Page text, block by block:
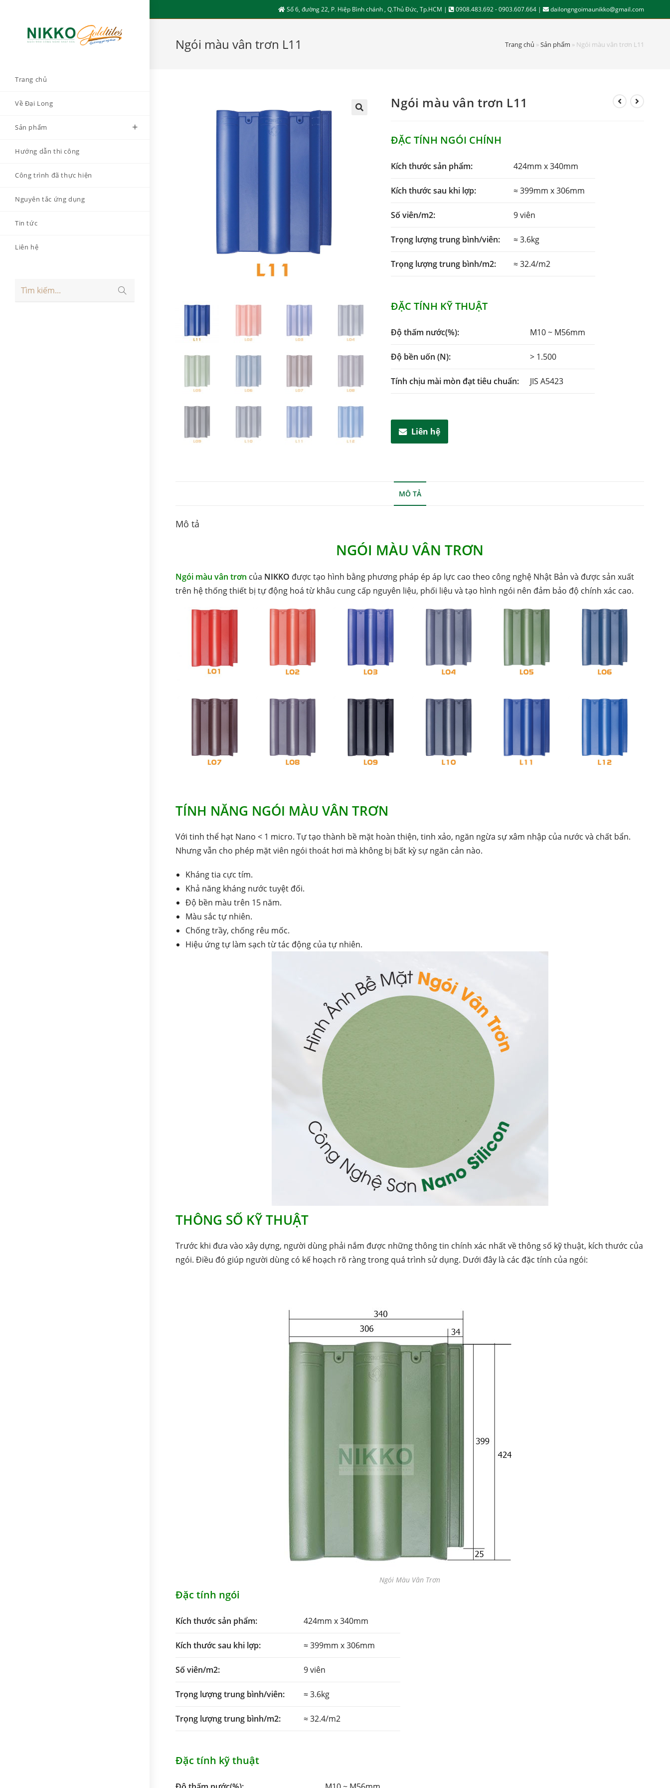
to
Số 6, đường 22, P. Hiệp Bình chánh , Q.Thủ Đức, Tp.HCM | 0908.483.692 - 0903.607.664 | dailongngoimaunikko@gmail.com
Trang chủ
Về Đại Long
Sản phẩm
Hướng dẫn thi công
Công trình đã thực hiện
Nguyên tắc ứng dụng
Tin tức
Liên hệ
Tìm kiếm...
Ngói màu vân trơn L11 Trang chủ »Sản phẩm » Ngói màu vân trơn L11
Ngói màu vân trơn L11
ĐẶC TÍNH NGÓI CHÍNH
Kích thước sản phẩm: 424mm x 340mm
Kích thước sau khi lợp: ≈ 399mm x 306mm
Số viên/m2: 9 viên
Trọng lượng trung bình/viên: ≈ 3.6kg
Trọng lượng trung bình/m2: ≈ 32.4/m2
ĐẶC TÍNH KỸ THUẬT
Độ thấm nước(%): M10 ~ M56mm
Độ bền uốn (N): > 1.500
Tính chịu mài mòn đạt tiêu chuẩn: JIS A5423
Liên hệ
MÔ TẢ
Mô tả
NGÓI MÀU VÂN TRƠN
Ngói màu vân trơn của NIKKO được tạo hình bằng phương pháp ép áp lực cao theo công nghệ Nhật Bản và được sản xuất
trên hệ thống thiết bị tự động hoá từ khâu cung cấp nguyên liệu, phối liệu và tạo hình ngói nên đảm bảo độ chính xác cao.
TÍNH NĂNG NGÓI MÀU VÂN TRƠN
Với tinh thể hạt Nano < 1 micro. Tự tạo thành bề mặt hoàn thiện, tinh xảo, ngăn ngừa sự xâm nhập của nước và chất bẩn.
Nhưng vẫn cho phép mặt viên ngói thoát hơi mà không bị bất kỳ sự ngăn cản nào.
Kháng tia cực tím.
Khả năng kháng nước tuyệt đối.
Độ bền màu trên 15 năm.
Màu sắc tự nhiên.
Chống trầy, chống rêu mốc.
Hiệu ứng tự làm sạch từ tác động của tự nhiên.
THÔNG SỐ KỸ THUẬT
Trước khi đưa vào xây dựng, người dùng phải nắm được những thông tin chính xác nhất về thông số kỹ thuật, kích thước của
ngói. Điều đó giúp người dùng có kế hoạch rõ ràng trong quá trình sử dụng. Dưới đây là các đặc tính của ngói:
Ngói Màu Vân Trơn
Đặc tính ngói
Kích thước sản phẩm: 424mm x 340mm
Kích thước sau khi lợp: ≈ 399mm x 306mm
Số viên/m2: 9 viên
Trọng lượng trung bình/viên: ≈ 3.6kg
Trọng lượng trung bình/m2: ≈ 32.4/m2
Đặc tính kỹ thuật